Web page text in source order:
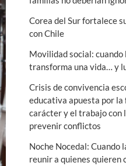
Corea del Sur fortalece
con Chile
Movilidad social: cuando
transforma una vida… y
Crisis de convivencia
educativa apuesta por la
carácter y el trabajo con
prevenir conflictos
Noche Nocedal: Cuando
reunir a quienes quieren